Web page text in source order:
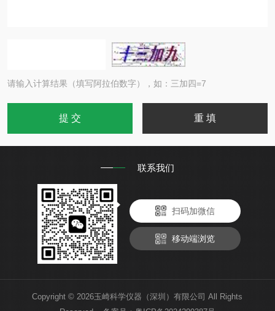
请输入计算结果（填写阿拉伯数字），如：三加四=7
联系我们
扫码加微信
移动端浏览
Copyright © 2026玉崎科学仪器（深圳）有限公司 All Rights